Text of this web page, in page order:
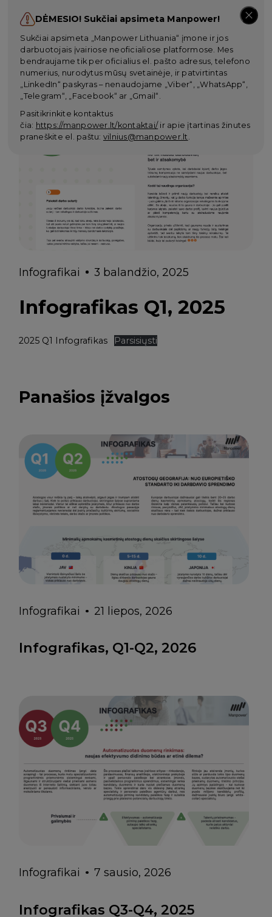
DĖMESIO! Sukčiai apsimeta Manpower!
Sukčiai apsimeta „Manpower Lithuania“ įmone ir jos
darbuotojais įvairiose neoficialiose platformose. Mes
bendraujame tik per oficialius el. pašto adresus, telefono
numerius, nurodytus mūsų svetainėje, ir patvirtintas
„LinkedIn“ paskyras – nenaudojame „Viber“, „WhatsApp“,
„Telegram“, „Facebook“ ar „Gmail“.
Pasitikrinkite kontaktus
čia: https://manpower.lt/kontaktai/ ir apie įtartinas žinutes
praneškite el. paštu: vilnius@manpower.lt.
Grįžti
Infografikai 3 balandžio, 2025
Infografikas Q1, 2025
2025 Q1 Infografikas Parsisiųsti
Panašios įžvalgos
Infografikai 21 liepos, 2026
Infografikas, Q1-Q2, 2026
Infografikai 7 sausio, 2026
Infografikas Q3-Q4, 2025